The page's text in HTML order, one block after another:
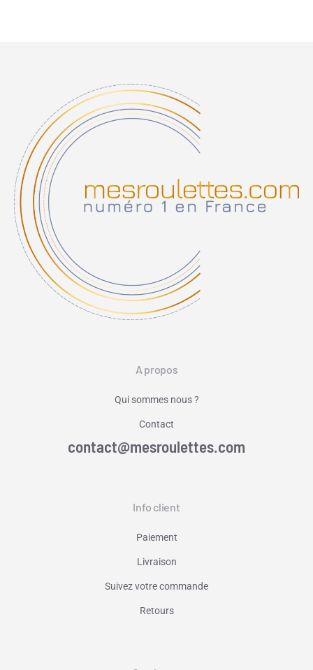
A propos
Qui sommes nous ?
Contact
contact@mesroulettes.com
Info client
Paiement
Livraison
Suivez votre commande
Retours